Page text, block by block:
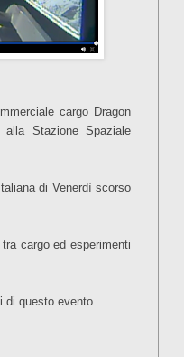
cargo Dragon
alla Stazione Spaziale
di Venerdì scorso
cargo ed esperimenti
di questo evento.